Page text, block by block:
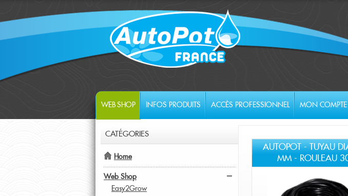
WEB SHOP INFOS PRODUITS ACCÈS PROFESSIONNEL MON COMPTE
AUTOPOT - TUYAU
MM - ROULEAU
CATÉGORIES
Home
Web Shop
Easy2Grow